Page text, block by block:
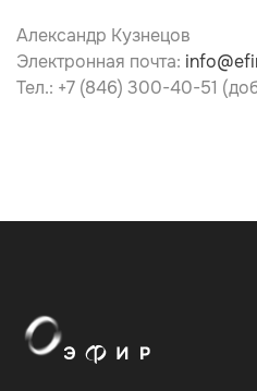
Александр Кузнецов
Электронная почта:
Тел.: +7 (846) 300-40-51